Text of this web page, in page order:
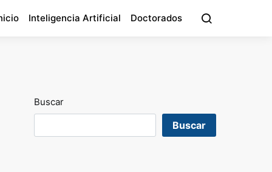
Inteligencia Artificial Doctorados
Buscar
Buscar